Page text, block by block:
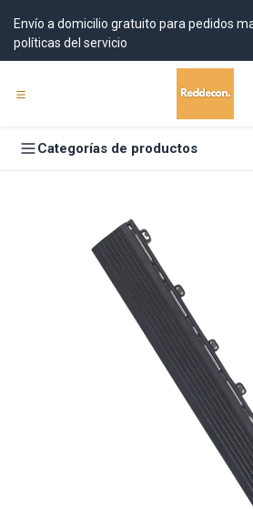
Envío a domicilio gratuito para pedidos
políticas del servicio
Categorías de productos